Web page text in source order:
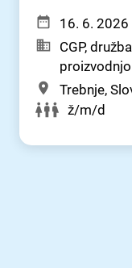
16. 6. 2026
CGP,
Trebnje,
ž/m/d